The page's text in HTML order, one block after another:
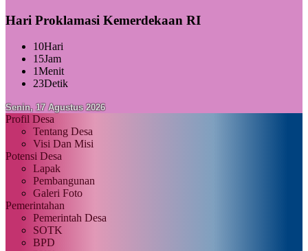
Hari Proklamasi Kemerdekaan RI
10Hari
15Jam
1Menit
21Detik
Senin, 17 Agustus 2026
Profil Desa
Tentang Desa
Visi Dan Misi
Potensi Desa
Lapak
Pembangunan
Galeri Foto
Pemerintahan
Pemerintah Desa
SOTK
BPD